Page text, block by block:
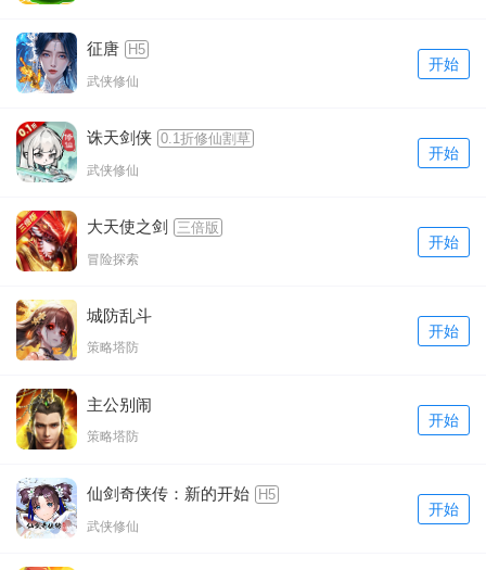
征唐 H5
武侠修仙
开始
诛天剑侠 0.1折修仙割草
武侠修仙
开始
大天使之剑 三倍版
冒险探索
开始
城防乱斗
策略塔防
开始
主公别闹
策略塔防
开始
仙剑奇侠传：新的开始 H5
武侠修仙
开始